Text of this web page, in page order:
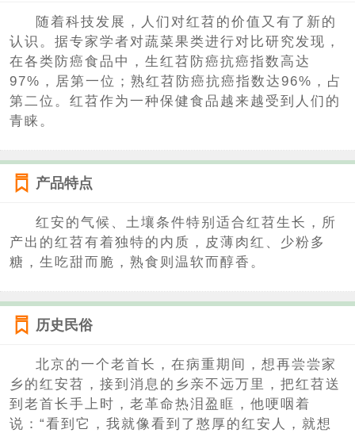
随着科技发展，人们对红苕的价值又有了新的
认识。据专家学者对蔬菜果类进行对比研究发现，
在各类防癌食品中，生红苕防癌抗癌指数高达
97%，居第一位；熟红苕防癌抗癌指数达96%，占
第二位。红苕作为一种保健食品越来越受到人们的
青睐。
产品特点
红安的气候、土壤条件特别适合红苕生长，所
产出的红苕有着独特的内质，皮薄肉红、少粉多
糖，生吃甜而脆，熟食则温软而醇香。
历史民俗
北京的一个老首长，在病重期间，想再尝尝家
乡的红安苕，接到消息的乡亲不远万里，把红苕送
到老首长手上时，老革命热泪盈眶，他哽咽着
说：“看到它，我就像看到了憨厚的红安人，就想